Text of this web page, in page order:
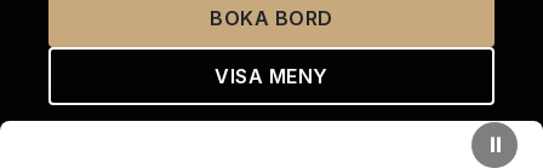
BOKA BORD
VISA MENY
⏸